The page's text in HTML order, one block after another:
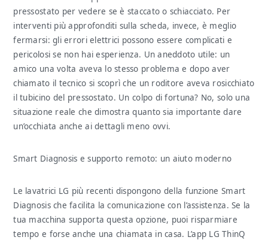
pressostato per vedere se è staccato o schiacciato. Per
interventi più approfonditi sulla scheda, invece, è meglio
fermarsi: gli errori elettrici possono essere complicati e
pericolosi se non hai esperienza. Un aneddoto utile: un
amico una volta aveva lo stesso problema e dopo aver
chiamato il tecnico si scoprì che un roditore aveva rosicchiato
il tubicino del pressostato. Un colpo di fortuna? No, solo una
situazione reale che dimostra quanto sia importante dare
un’occhiata anche ai dettagli meno ovvi.
Smart Diagnosis e supporto remoto: un aiuto moderno
Le lavatrici LG più recenti dispongono della funzione Smart
Diagnosis che facilita la comunicazione con l’assistenza. Se la
tua macchina supporta questa opzione, puoi risparmiare
tempo e forse anche una chiamata in casa. L’app LG ThinQ